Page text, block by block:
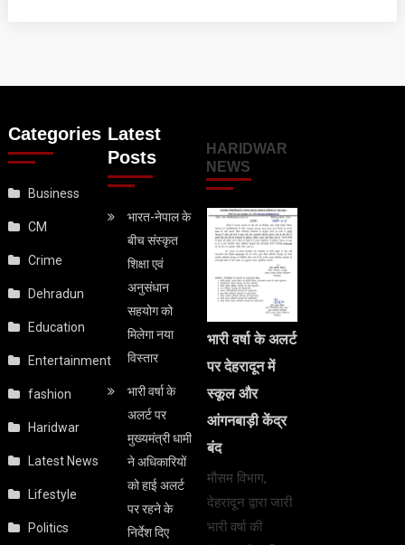
Categories
Business
CM
Crime
Dehradun
Education
Entertainment
fashion
Haridwar
Latest News
Lifestyle
Politics
Latest
Posts
भारत-नेपाल के
बीच संस्कृत
शिक्षा एवं
अनुसंधान
सहयोग को
मिलेगा नया
विस्तार
भारी वर्षा के
अलर्ट पर
मुख्यमंत्री धामी
ने अधिकारियों
को हाई अलर्ट
पर रहने के
निर्देश दिए
HARIDWAR
NEWS
भारी वर्षा के अलर्ट
पर देहरादून में
स्कूल और
आंगनबाड़ी केंद्र
बंद
मौसम विभाग,
देहरादून द्वारा जारी
भारी वर्षा की